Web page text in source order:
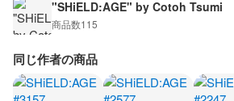
"SHiELD:AGE" by Cotoh Tsumi
商品数115
同じ作者の商品